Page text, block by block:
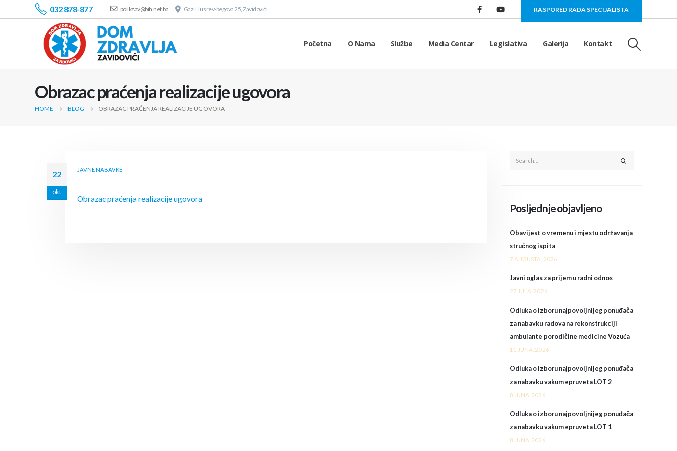
032 878-877 polikzav@bih.net.ba Gazi Husrev-begova 25, Zavidovići RASPORED RADA SPECIJALISTA
Početna O Nama Službe Media Centar Legislativa Galerija Kontakt
Obrazac praćenja realizacije ugovora
HOME BLOG OBRAZAC PRAĆENJA REALIZACIJE UGOVORA
22
okt
JAVNE NABAVKE
Obrazac praćenja realizacije ugovora
Posljednje objavljeno
Obavijest o vremenu i mjestu održavanja
stručnog ispita
7 AUGUSTA, 2026
Javni oglas za prijem u radni odnos
27 JULA, 2026
Odluka o izboru najpovoljnijeg ponuđača
za nabavku radova na rekonstrukciji
ambulante porodičine medicine Vozuća
11 JUNA, 2026
Odluka o izboru najpovoljnijeg ponuđača
za nabavku vakum epruveta LOT 2
8 JUNA, 2026
Odluka o izboru najpovoljnijeg ponuđača
za nabavku vakum epruveta LOT 1
8 JUNA, 2026